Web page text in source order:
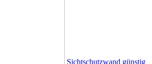
Sichtschutzwand günstig